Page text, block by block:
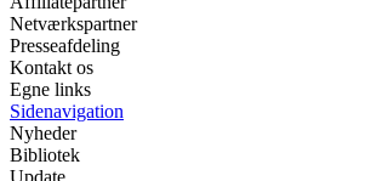
Netværkspartner
Presseafdeling
Kontakt os
Egne links
Sidenavigation
Nyheder
Bibliotek